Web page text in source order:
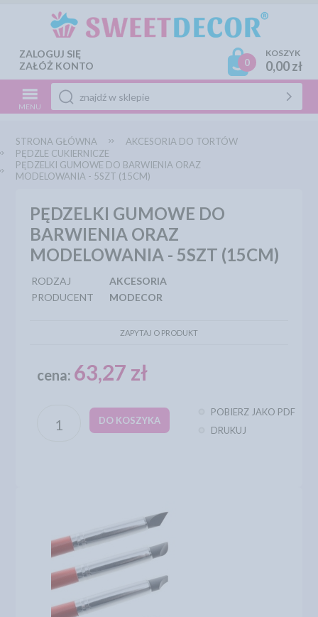
ZALOGUJ SIĘ
ZAŁÓŻ KONTO
0
KOSZYK
0,00 zł
MENU
STRONA GŁÓWNA
AKCESORIA DO TORTÓW
PĘDZLE CUKIERNICZE
PĘDZELKI GUMOWE DO BARWIENIA ORAZ
MODELOWANIA - 5SZT (15CM)
PĘDZELKI GUMOWE DO
BARWIENIA ORAZ
MODELOWANIA - 5SZT (15CM)
RODZAJ
AKCESORIA
PRODUCENT
MODECOR
ZAPYTAJ O PRODUKT
cena: 63,27 zł
DO KOSZYKA
POBIERZ JAKO PDF
DRUKUJ